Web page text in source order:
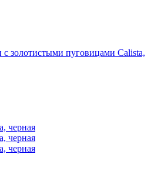
золотистыми пуговицами Calista,